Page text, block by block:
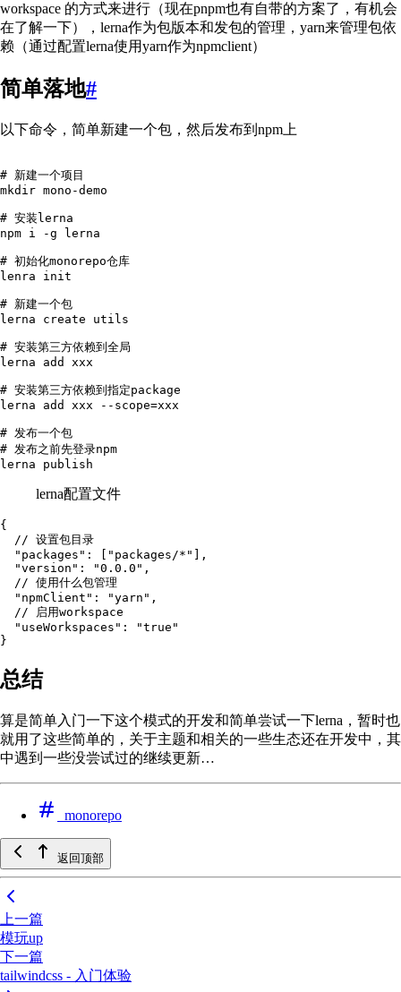
workspace 的方式来进行（现在pnpm也有自带的方案了，有机会
在了解一下），lerna作为包版本和发包的管理，yarn来管理包依
赖（通过配置lerna使用yarn作为npmclient）
简单落地#
以下命令，简单新建一个包，然后发布到npm上
# 新建一个项目
mkdir mono-demo
# 安装lerna
npm i -g lerna
# 初始化monorepo仓库
lenra init
# 新建一个包
lerna create utils
# 安装第三方依赖到全局
lerna add xxx
# 安装第三方依赖到指定package
lerna add xxx --scope=xxx
# 发布一个包
# 发布之前先登录npm
lerna publish
lerna配置文件
{
  // 设置包目录
  "packages"
: " packages/* "
,
  "version"
: "0.0.0 " ,
  // 使用什么包管理
  "npmClient"
: "yarn " ,
  // 启用workspace
  "useWorkspaces"
: "true "
}
总结
算是简单入门一下这个模式的开发和简单尝试一下lerna，暂时也
就用了这些简单的，关于主题和相关的一些生态还在开发中，其
中遇到一些没尝试过的继续更新…
monorepo
返回顶部
上一篇
模玩up
下一篇
tailwindcss - 入门体验